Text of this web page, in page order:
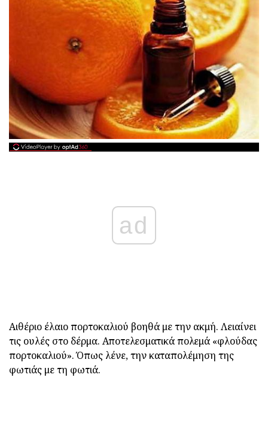
ad
Αιθέριο έλαιο πορτοκαλιού βοηθά με την ακμή. Λειαίνει
τις ουλές στο δέρμα. Αποτελεσματικά πολεμά «φλούδας
πορτοκαλιού». Όπως λένε, την καταπολέμηση της
φωτιάς με τη φωτιά.